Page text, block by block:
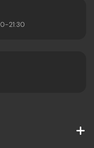
21:30